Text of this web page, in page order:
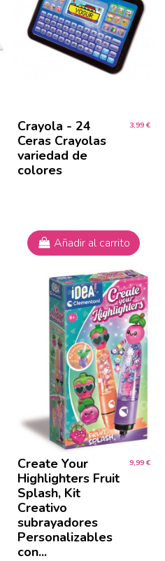
Crayola - 24
Ceras Crayolas
variedad de
colores
3,99 €
Añadir al carrito
Create Your
Highlighters Fruit
Splash, Kit
Creativo
subrayadores
Personalizables
con...
9,99 €